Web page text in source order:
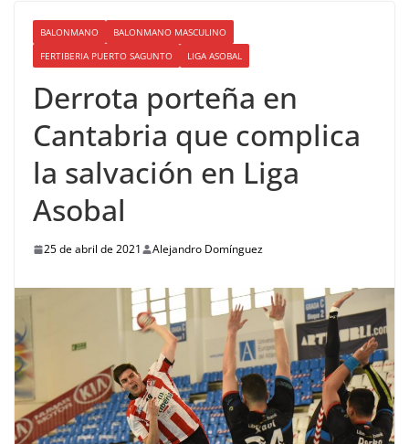
BALONMANO
BALONMANO MASCULINO
FERTIBERIA PUERTO SAGUNTO
LIGA ASOBAL
Derrota porteña en
Cantabria que complica
la salvación en Liga
Asobal
25 de abril de 2021 Alejandro Domínguez